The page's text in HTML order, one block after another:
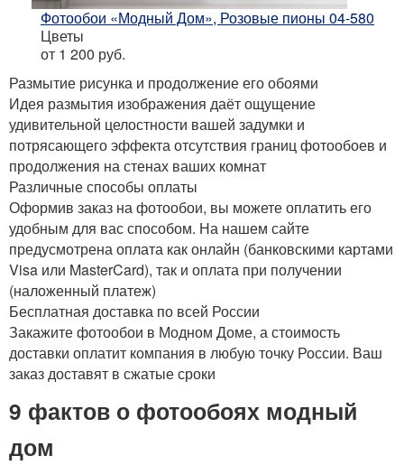
Фотообои «Модный Дом», Розовые пионы 04-580
Цветы
от 1 200 руб.
Размытие рисунка и продолжение его обоями
Идея размытия изображения даёт ощущение
удивительной целостности вашей задумки и
потрясающего эффекта отсутствия границ фотообоев и
продолжения на стенах ваших комнат
Различные способы оплаты
Оформив заказ на фотообои, вы можете оплатить его
удобным для вас способом. На нашем сайте
предусмотрена оплата как онлайн (банковскими картами
Visa или MasterCard), так и оплата при получении
(наложенный платеж)
Бесплатная доставка по всей России
Закажите фотообои в Модном Доме, а стоимость
доставки оплатит компания в любую точку России. Ваш
заказ доставят в сжатые сроки
9 фактов о фотообоях модный
дом